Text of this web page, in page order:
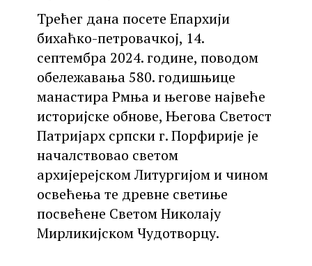
Трећег дана посете Епархији
бихаћко-петровачкој, 14.
септембра 2024. године, поводом
обележавања 580. годишњице
манастира Рмња и његове највеће
историјске обнове, Његова Светост
Патријарх српски г. Порфирије је
началствовао светом
архијерејском Литургијом и чином
освећења те древне светиње
посвећене Светом Николају
Мирликијском Чудотворцу.